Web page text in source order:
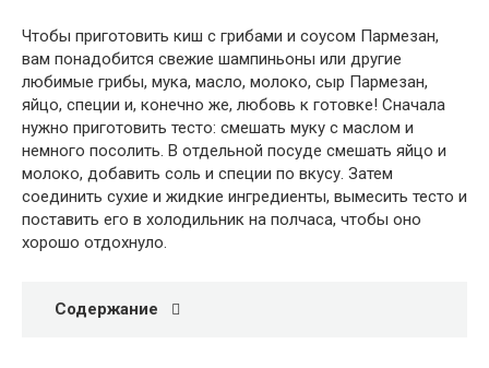
Чтобы приготовить киш с грибами и соусом Пармезан,
вам понадобится свежие шампиньоны или другие
любимые грибы, мука, масло, молоко, сыр Пармезан,
яйцо, специи и, конечно же, любовь к готовке! Сначала
нужно приготовить тесто: смешать муку с маслом и
немного посолить. В отдельной посуде смешать яйцо и
молоко, добавить соль и специи по вкусу. Затем
соединить сухие и жидкие ингредиенты, вымесить тесто и
поставить его в холодильник на полчаса, чтобы оно
хорошо отдохнуло.
Содержание